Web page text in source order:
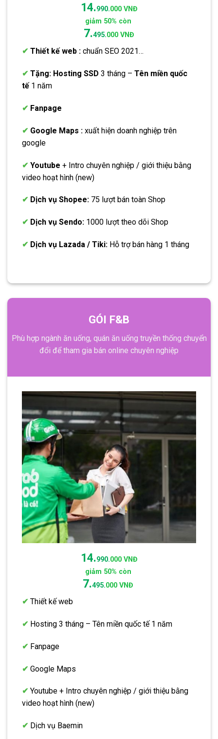
14.990.000 VNĐ
giảm 50% còn
7.495.000 VNĐ
✔ Thiết kế web : chuẩn SEO 2021…
✔ Tặng: Hosting SSD 3 tháng – Tên miền quốc
tế 1 năm
✔ Fanpage
✔ Google Maps : xuất hiện doanh nghiệp trên
google
✔ Youtube + Intro chuyên nghiệp / giới thiệu bằng
video hoạt hình (new)
✔ Dịch vụ Shopee: 75 lượt bán toàn Shop
✔ Dịch vụ Sendo: 1000 lượt theo dõi Shop
✔ Dịch vụ Lazada / Tiki: Hỗ trợ bán hàng 1 tháng
GÓI F&B
Phù hợp ngành ăn uống, quán ăn uống truyền thống chuyển
đổi để tham gia bán online chuyên nghiệp
14.990.000 VNĐ
giảm 50% còn
7.495.000 VNĐ
✔ Thiết kế web
✔ Hosting 3 tháng – Tên miền quốc tế 1 năm
✔ Fanpage
✔ Google Maps
✔ Youtube + Intro chuyên nghiệp / giới thiệu bằng
video hoạt hình (new)
✔ Dịch vụ Baemin